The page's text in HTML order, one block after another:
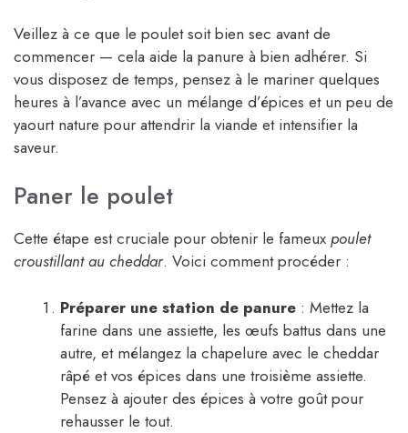
Veillez à ce que le poulet soit bien sec avant de
commencer — cela aide la panure à bien adhérer. Si
vous disposez de temps, pensez à le mariner quelques
heures à l’avance avec un mélange d’épices et un peu de
yaourt nature pour attendrir la viande et intensifier la
saveur.
Paner le poulet
Cette étape est cruciale pour obtenir le fameux poulet
croustillant au cheddar. Voici comment procéder :
Préparer une station de panure : Mettez la
farine dans une assiette, les œufs battus dans une
autre, et mélangez la chapelure avec le cheddar
râpé et vos épices dans une troisième assiette.
Pensez à ajouter des épices à votre goût pour
rehausser le tout.